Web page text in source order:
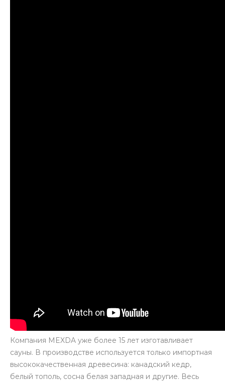
Компания MEXDA уже более 15 лет изготавливает
сауны. В производстве используется только импортная
высококачественная древесина: канадский кедр,
белый тополь, сосна белая западная и другие. Весь